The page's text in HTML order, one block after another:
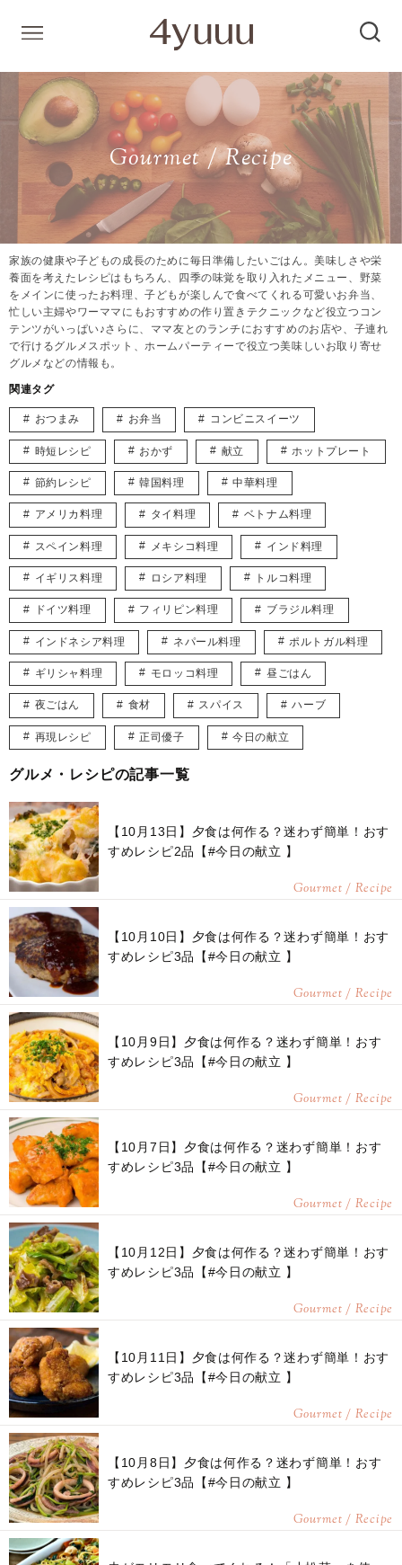
Gourmet / Recipe
家族の健康や子どもの成長のために毎日準備したいごはん。美味しさや栄
養面を考えたレシピはもちろん、四季の味覚を取り入れたメニュー、野菜
をメインに使ったお料理、子どもが楽しんで食べてくれる可愛いお弁当、
忙しい主婦やワーママにもおすすめの作り置きテクニックなど役立つコン
テンツがいっぱい♪さらに、ママ友とのランチにおすすめのお店や、子連れ
で行けるグルメスポット、ホームパーティーで役立つ美味しいお取り寄せ
グルメなどの情報も。
関連タグ
おつまみ お弁当 コンビニスイーツ
時短レシピ おかず 献立 ホットプレート
節約レシピ 韓国料理 中華料理
アメリカ料理 タイ料理 ベトナム料理
スペイン料理 メキシコ料理 インド料理
イギリス料理 ロシア料理 トルコ料理
ドイツ料理 フィリピン料理 ブラジル料理
インドネシア料理 ネパール料理 ポルトガル料理
ギリシャ料理 モロッコ料理 昼ごはん
夜ごはん 食材 スパイス ハーブ
再現レシピ 正司優子 今日の献立
グルメ・レシピの記事一覧
【10月13日】夕食は何作る？迷わず簡単！おす
すめレシピ2品【#今日の献立 】
Gourmet / Recipe
【10月10日】夕食は何作る？迷わず簡単！おす
すめレシピ3品【#今日の献立 】
Gourmet / Recipe
【10月9日】夕食は何作る？迷わず簡単！おす
すめレシピ3品【#今日の献立 】
Gourmet / Recipe
【10月7日】夕食は何作る？迷わず簡単！おす
すめレシピ3品【#今日の献立 】
Gourmet / Recipe
【10月12日】夕食は何作る？迷わず簡単！おす
すめレシピ3品【#今日の献立 】
Gourmet / Recipe
【10月11日】夕食は何作る？迷わず簡単！おす
すめレシピ3品【#今日の献立 】
Gourmet / Recipe
【10月8日】夕食は何作る？迷わず簡単！おす
すめレシピ3品【#今日の献立 】
Gourmet / Recipe